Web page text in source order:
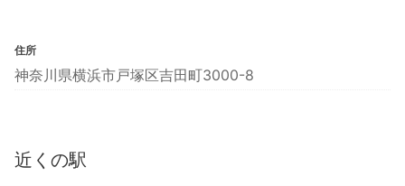
住所
神奈川県横浜市戸塚区吉田町3000-8
近くの駅